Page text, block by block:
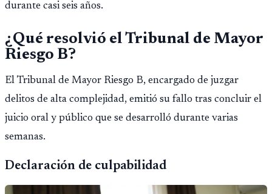
durante casi seis años.
¿Qué resolvió el Tribunal de Mayor
Riesgo B?
El Tribunal de Mayor Riesgo B, encargado de juzgar
delitos de alta complejidad, emitió su fallo tras concluir el
juicio oral y público que se desarrolló durante varias
semanas.
Declaración de culpabilidad